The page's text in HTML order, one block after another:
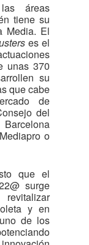
áreas
tiene su
Media. El
es el
unas 370
su
que cabe
de
del
o
que el
surge
y en
de los